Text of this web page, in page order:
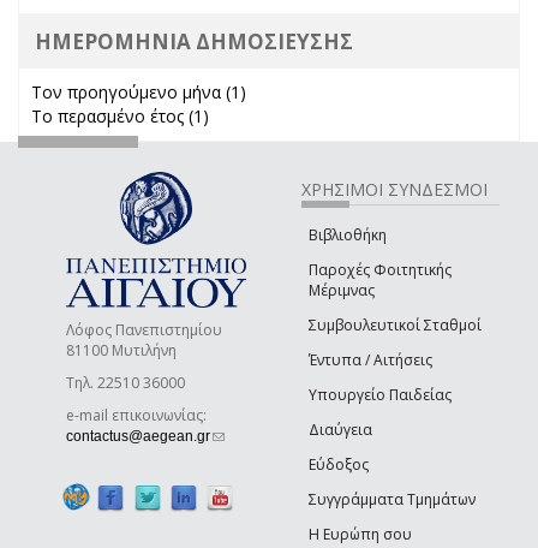
ΗΜΕΡΟΜΗΝΙΑ ΔΗΜΟΣΙΕΥΣΗΣ
Τον προηγούμενο μήνα (1)
Το περασμένο έτος (1)
Λόφος Πανεπιστημίου
81100 Μυτιλήνη
Τηλ. 22510 36000
e-mail επικοινωνίας:
contactus@aegean.gr(link sends e-mail)
ΧΡΗΣΙΜΟΙ ΣΥΝΔΕΣΜΟΙ
Βιβλιοθήκη
Παροχές Φοιτητικής
Μέριμνας
Συμβουλευτικοί Σταθμοί
Έντυπα / Αιτήσεις
Υπουργείο Παιδείας
Διαύγεια
Εύδοξος
Συγγράμματα Τμημάτων
Η Ευρώπη σου